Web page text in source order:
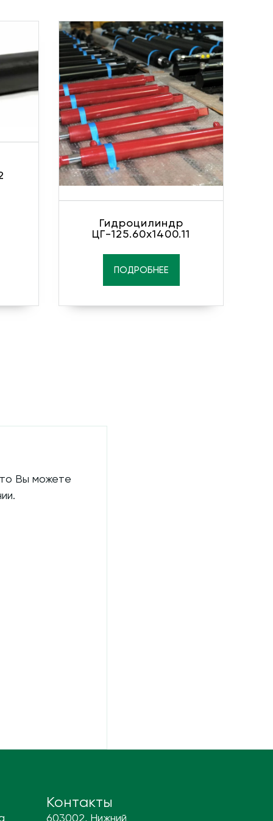
Гидроцилиндр
ЦГ-125.60х1400.11
ПОДРОБНЕЕ
Вы можете
Контакты
603002, Нижний